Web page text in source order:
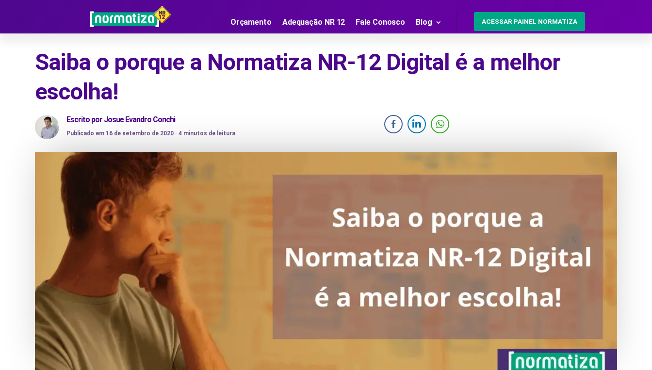
Orçamento Adequação NR 12 Fale Conosco Blog ACESSAR PAINEL NORMATIZA
Saiba o porque a Normatiza NR-12 Digital é a melhor
escolha!
Escrito por Josue Evandro Conchi
Publicado em 16 de setembro de 2020 · 4 minutos de leitura